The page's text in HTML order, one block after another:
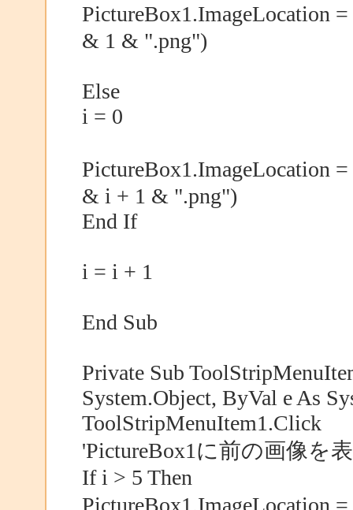
PictureBox1.ImageLocation
& 1 & ".png")
Else
i = 0
PictureBox1.ImageLocation
& i + 1 & ".png")
End If
i = i + 1
End Sub
Private Sub
System.Object, ByVal e As
ToolStripMenuItem1.Click
'PictureBox1に前の画像を
If i > 5 Then
PictureBox1.ImageLocation